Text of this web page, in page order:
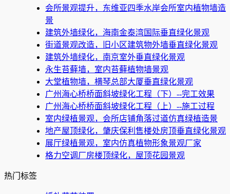
会所景观提升，东维亚四季水岸会所室内植物墙造
景
建筑外墙绿化，海南金泰湾国际垂直绿化景观
街道景观改造，旧小区建筑物外墙垂直绿化景观
建筑外墙绿化，南京室外垂直绿化景观
永生苔藓墙，室内苔藓植物墙景观
大堂植物墙，横琴总部大厦垂直绿化景观
广州海心桥桥面斜坡绿化工程（下）--完工效果
广州海心桥桥面斜坡绿化工程（上）--施工过程
室内绿植景观，会所店铺角落过道仿真绿植造景
地产屋顶绿化，肇庆保利售楼处房顶垂直绿化景观
展厅绿植景观，室内仿真植物形象景观厂家
格力空调厂房楼顶绿化，屋顶花园景观
热门标签